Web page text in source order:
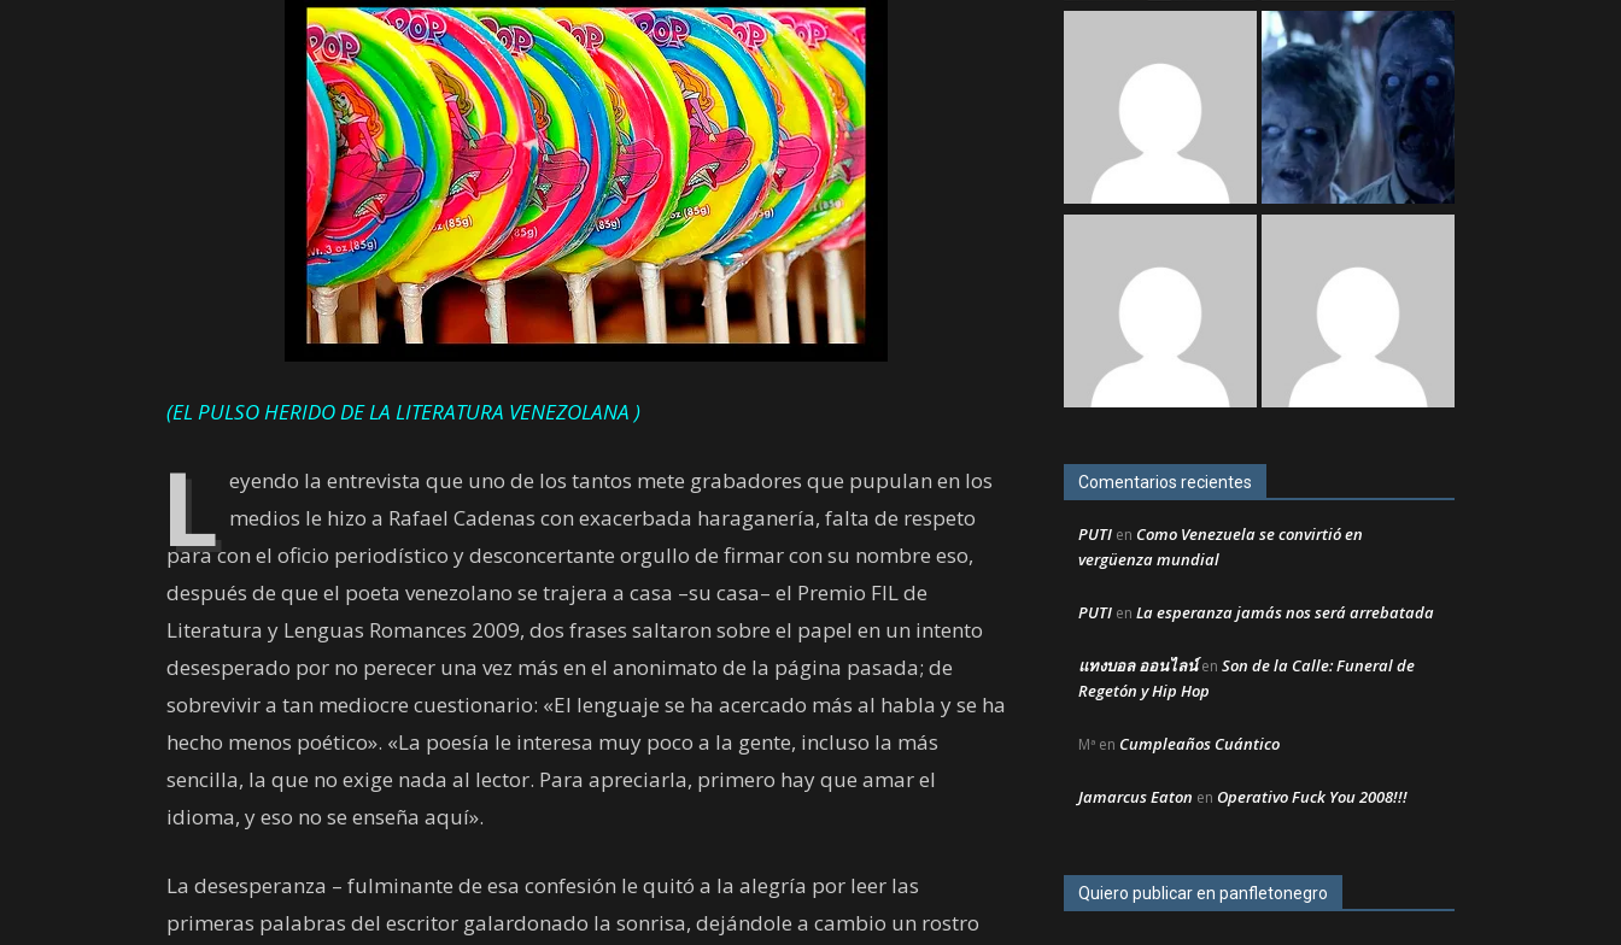
(EL PULSO HERIDO DE LA LITERATURA VENEZOLANA )
L eyendo la entrevista que uno de los tantos mete grabadores que pupulan en los
medios le hizo a Rafael Cadenas con exacerbada haraganería, falta de respeto
para con el oficio periodístico y desconcertante orgullo de firmar con su nombre eso,
después de que el poeta venezolano se trajera a casa –su casa– el Premio FIL de
Literatura y Lenguas Romances 2009, dos frases saltaron sobre el papel en un intento
desesperado por no perecer una vez más en el anonimato de la página pasada; de
sobrevivir a tan mediocre cuestionario: «El lenguaje se ha acercado más al habla y se ha
hecho menos poético». «La poesía le interesa muy poco a la gente, incluso la más
sencilla, la que no exige nada al lector. Para apreciarla, primero hay que amar el
idioma, y eso no se enseña aquí».
La desesperanza – fulminante de esa confesión le quitó a la alegría por leer las
primeras palabras del escritor galardonado la sonrisa, dejándole a cambio un rostro
Comentarios recientes
PUTI en Como Venezuela se convirtió en
vergüenza mundial
PUTI en La esperanza jamás nos será arrebatada
แทงบอล ออนไลน์en Son de la Calle: Funeral de
Regetón y Hip Hop
Mª en Cumpleaños Cuántico
Jamarcus Eaton en Operativo Fuck You 2008!!!
Quiero publicar en panfletonegro